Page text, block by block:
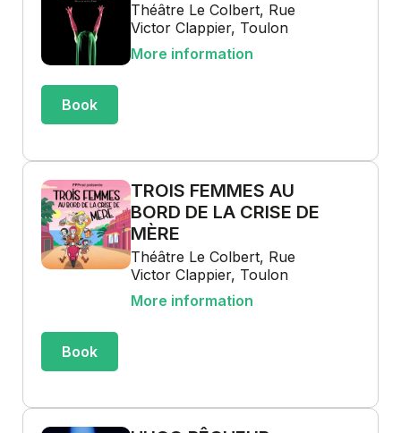
Théâtre Le Colbert, Rue
Victor Clappier, Toulon
More information
Book
TROIS FEMMES AU
BORD DE LA CRISE DE
MÈRE
Théâtre Le Colbert, Rue
Victor Clappier, Toulon
More information
Book